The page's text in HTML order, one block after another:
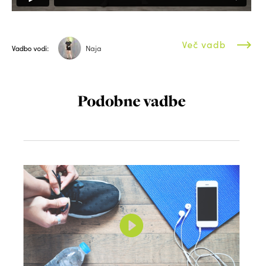
Vadbo vodi: Naja Več vadb
Podobne vadbe